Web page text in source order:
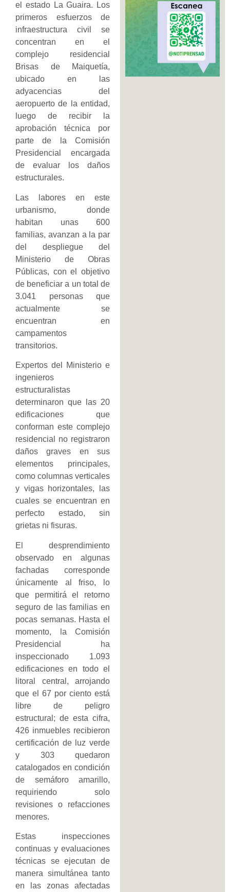
el estado La Guaira. Los
primeros esfuerzos de
infraestructura civil se
concentran en el
complejo residencial
Brisas de Maiquetía,
ubicado en las
adyacencias del
aeropuerto de la entidad,
luego de recibir la
aprobación técnica por
parte de la Comisión
Presidencial encargada
de evaluar los daños
estructurales.
Las labores en este
urbanismo, donde
habitan unas 600
familias, avanzan a la par
del despliegue del
Ministerio de Obras
Públicas, con el objetivo
de beneficiar a un total de
3.041 personas que
actualmente se
encuentran en
campamentos
transitorios.
Expertos del Ministerio e
ingenieros
estructuralistas
determinaron que las 20
edificaciones que
conforman este complejo
residencial no registraron
daños graves en sus
elementos principales,
como columnas verticales
y vigas horizontales, las
cuales se encuentran en
perfecto estado, sin
grietas ni fisuras.
El desprendimiento
observado en algunas
fachadas corresponde
únicamente al friso, lo
que permitirá el retorno
seguro de las familias en
pocas semanas. Hasta el
momento, la Comisión
Presidencial ha
inspeccionado 1.093
edificaciones en todo el
litoral central, arrojando
que el 67 por ciento está
libre de peligro
estructural; de esta cifra,
426 inmuebles recibieron
certificación de luz verde
y 303 quedaron
catalogados en condición
de semáforo amarillo,
requiriendo solo
revisiones o refacciones
menores.
Estas inspecciones
continuas y evaluaciones
técnicas se ejecutan de
manera simultánea tanto
en las zonas afectadas